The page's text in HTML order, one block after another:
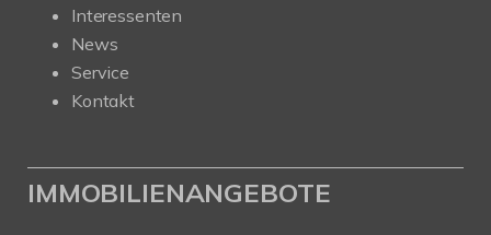
Interessenten
News
Service
Kontakt
IMMOBILIENANGEBOTE